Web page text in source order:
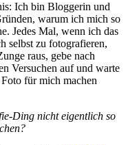
Ich bin Bloggerin und
warum ich mich so
Jedes Mal, wenn ich das
selbst zu fotografieren,
raus, gebe nach
Versuchen auf und warte
für mich machen
Ding nicht eigentlich so